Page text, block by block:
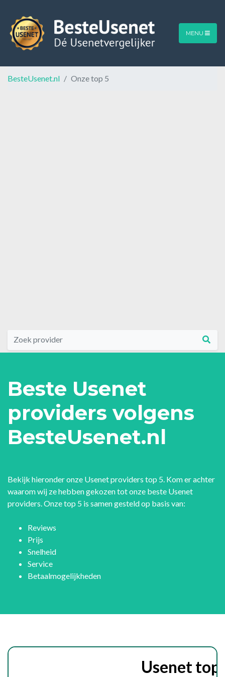
MENU
BesteUsenet.nl Onze top 5
Beste Usenet
providers volgens
BesteUsenet.nl
Bekijk hieronder onze Usenet providers top 5. Kom er achter
waarom wij ze hebben gekozen tot onze beste Usenet
providers. Onze top 5 is samen gesteld op basis van:
Reviews
Prijs
Snelheid
Service
Betaalmogelijkheden
Usenet top